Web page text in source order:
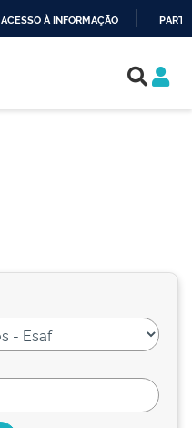
ACESSO À INFORMAÇÃO